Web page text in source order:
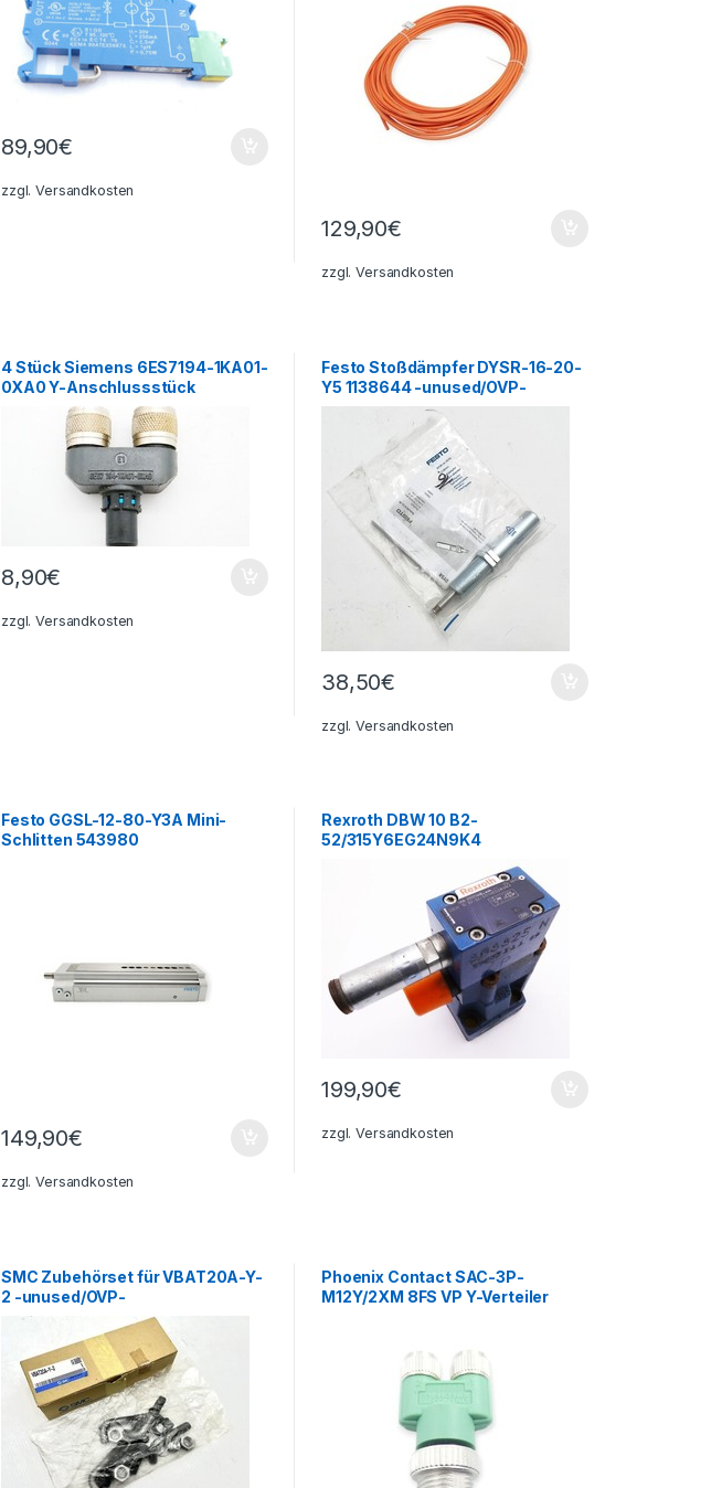
89,90€
zzgl.Versandkosten
129,90€
zzgl.Versandkosten
4 Stück Siemens 6ES7194-1KA01-
0XA0 Y-Anschlussstück
8,90€
zzgl.Versandkosten
Festo Stoßdämpfer DYSR-16-20-
Y5 1138644 -unused/OVP-
38,50€
zzgl.Versandkosten
Festo GGSL-12-80-Y3A Mini-
Schlitten 543980
149,90€
zzgl.Versandkosten
Rexroth DBW 10 B2-
52/315Y6EG24N9K4
Druckbegrenzungsventil -used-
199,90€
zzgl.Versandkosten
SMC Zubehörset für VBAT20A-Y-
2 -unused/OVP-
Phoenix Contact SAC-3P-
M12Y/2XM 8FS VP Y-Verteiler